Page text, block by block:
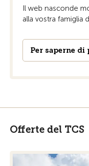
Il web nasconde
alla vostra famiglia
Per saperne di
Offerte del TCS